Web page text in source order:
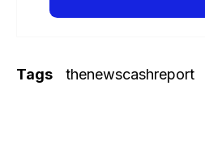
Tags thenewscashreport